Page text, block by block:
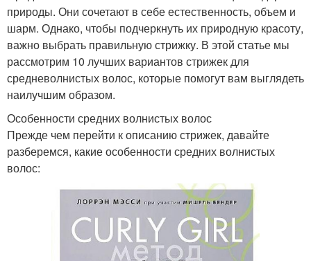
природы. Они сочетают в себе естественность, объем и
шарм. Однако, чтобы подчеркнуть их природную красоту,
важно выбрать правильную стрижку. В этой статье мы
рассмотрим 10 лучших вариантов стрижек для
средневолнистых волос, которые помогут вам выглядеть
наилучшим образом.
Особенности средних волнистых волос
Прежде чем перейти к описанию стрижек, давайте
разберемся, какие особенности средних волнистых
волос: